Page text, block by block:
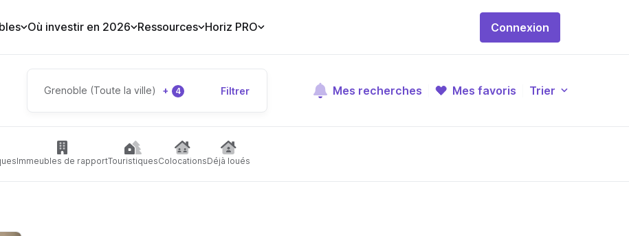
Où investir en 2026 Ressources Horiz PRO Connexion
Grenoble (Toute la ville) + 4 Filtrer Mes recherches Mes favoris Trier
Immeubles de rapportTouristiquesColocationsDéjà loués